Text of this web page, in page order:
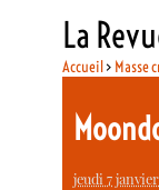
La
Accueil> Masse
jeudi 7